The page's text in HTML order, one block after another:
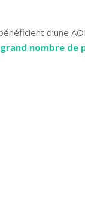
d’une
grand nombre de